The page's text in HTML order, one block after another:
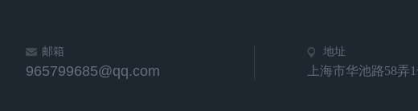
邮箱
965799685@qq.com
地址
上海市华池路58弄